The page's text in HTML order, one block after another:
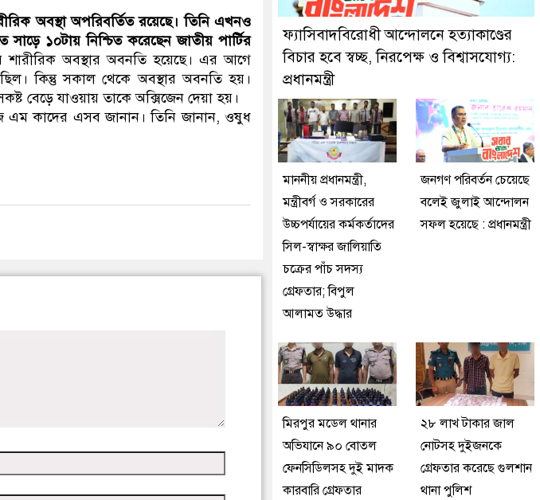
ডাকাতির প্রস্তুতিকালে দুইজনকে গ্রেফতার করেছে মিরপুর মডেল থানা পুলিশ
অবস্থা অপরিবর্তিত রয়েছে। তিনি এখনও
১০টায় নিশ্চিত করেছেন জাতীয় পার্টির
অবস্থার অবনতি হয়েছে। এর আগে
কিন্তু সকাল থেকে অবস্থার অবনতি হয়।
বেড়ে যাওয়ায় তাকে অক্সিজেন দেয়া হয়।
এম কাদের এসব জানান। তিনি জানান, ওষুধ
ফ্যাসিবাদবিরোধী আন্দোলনে হত্যাকাণ্ডের
বিচার হবে স্বচ্ছ, নিরপেক্ষ ও বিশ্বাসযোগ্য:
প্রধানমন্ত্রী
মাননীয় প্রধানমন্ত্রী,
মন্ত্রীবর্গ ও সরকারের
উচ্চপর্যায়ের কর্মকর্তাদের
সিল-স্বাক্ষর জালিয়াতি
চক্রের পাঁচ সদস্য
গ্রেফতার; বিপুল
আলামত উদ্ধার
জনগণ পরিবর্তন চেয়েছে
বলেই জুলাই আন্দোলন
সফল হয়েছে : প্রধানমন্ত্রী
মিরপুর মডেল থানার
অভিযানে ৯০ বোতল
ফেনসিডিলসহ দুই মাদক
কারবারি গ্রেফতার
২৮ লাখ টাকার জাল
নোটসহ দুইজনকে
গ্রেফতার করেছে গুলশান
থানা পুলিশ